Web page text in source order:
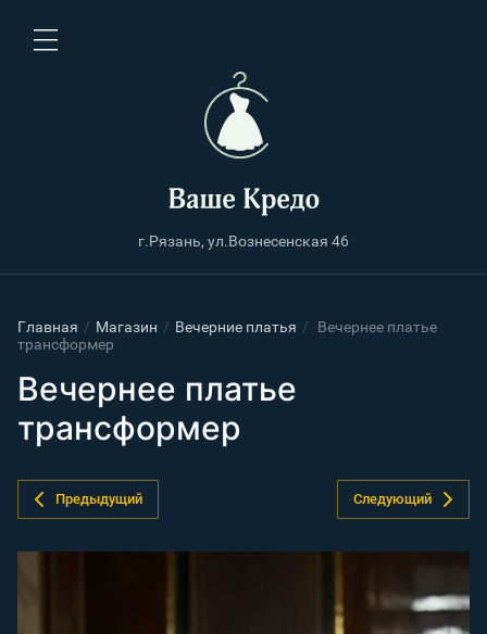
г.Рязань, ул.Вознесенская 46
Главная / Магазин / Вечерние платья /
Вечернее платье
трансформер
Вечернее платье
трансформер
Предыдущий Следующий